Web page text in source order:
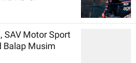
SAV Motor Sport
Balap Musim